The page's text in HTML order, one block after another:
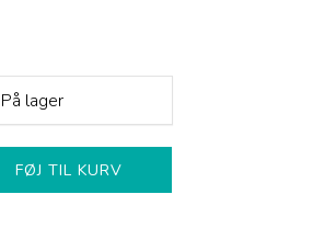
På lager
FØJ TIL KURV